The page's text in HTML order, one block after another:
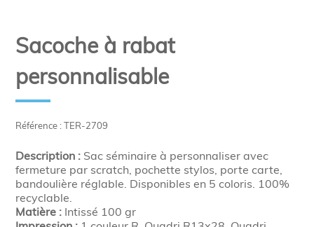
Référence : TER-2709
Sacoche à rabat
personnalisable
Description : Sac séminaire à personnaliser avec
fermeture par scratch, pochette stylos, porte carte,
bandoulière réglable. Disponibles en 5 coloris. 100%
recyclable.
Matière : Intissé 100 gr